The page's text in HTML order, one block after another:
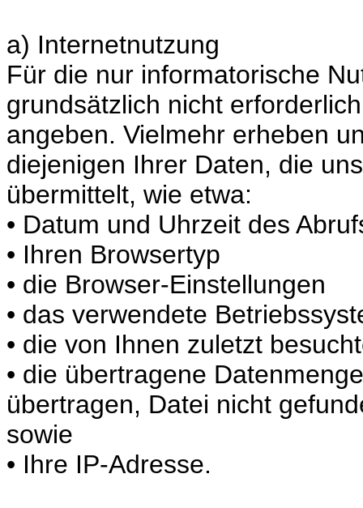
a) Internetnutzung
Für die nur informatorische
grundsätzlich nicht
angeben. Vielmehr erheben
diejenigen Ihrer Daten, die
übermittelt, wie etwa:
• Datum und Uhrzeit des
• Ihren Browsertyp
• die Browser-Einstellungen
• das verwendete
• die von Ihnen zuletzt
• die übertragene
übertragen, Datei nicht
sowie
• Ihre IP-Adresse.